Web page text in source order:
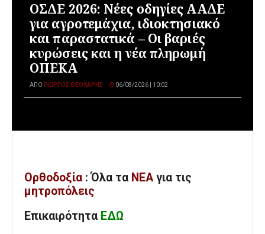
ΟΣΔΕ 2026: Νέες οδηγίες ΑΑΔΕ
για αγροτεμάχια, ιδιοκτησιακό
και παραστατικά – Οι βαριές
κυρώσεις και η νέα πληρωμή
ΟΠΕΚΑ
ΑΠΌ ΓΙΏΡΓΟΣ ΘΕΟΧΆΡΗΣ 06/08/2026 | 10:02
Ορθοδοξία : Όλα τα ΝΕΑ για τις
μητροπόλεις
Επικαιρότητα ΕΔΩ